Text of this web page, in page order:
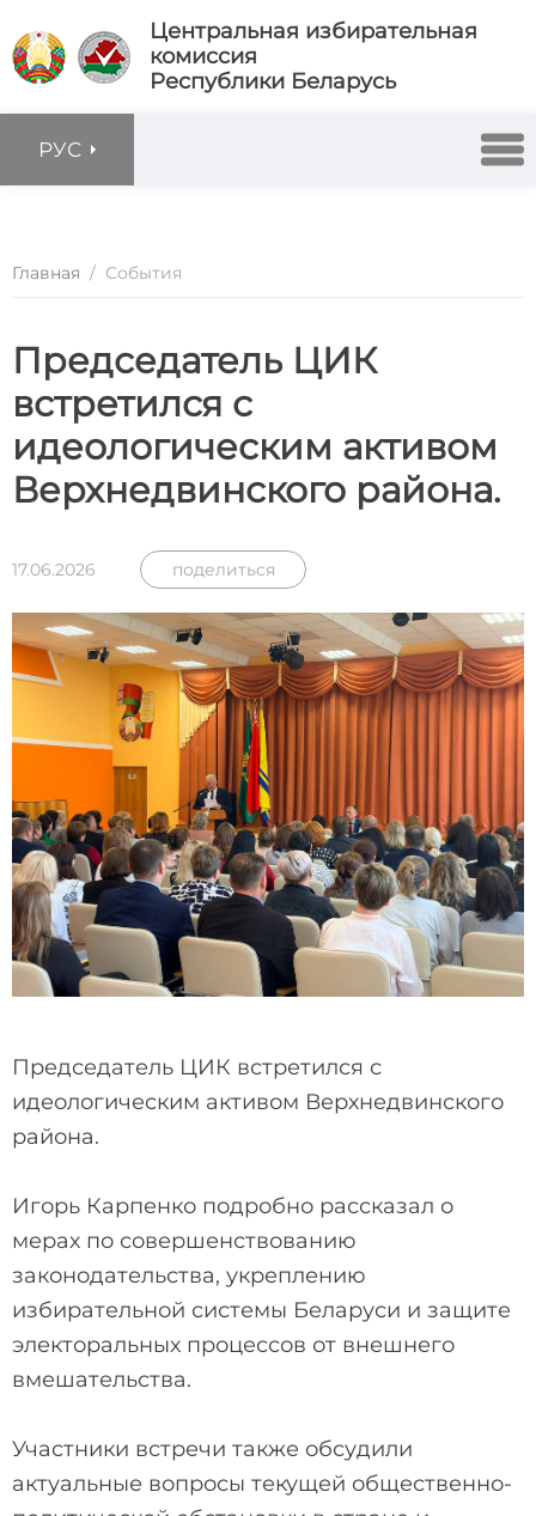
Центральная избирательная
комиссия
Республики Беларусь
РУС
Главная / События
Председатель ЦИК
встретился с
идеологическим активом
Верхнедвинского района.
17.06.2026 поделиться
Председатель ЦИК встретился с
идеологическим активом Верхнедвинского
района.
Игорь Карпенко подробно рассказал о
мерах по совершенствованию
законодательства, укреплению
избирательной системы Беларуси и защите
электоральных процессов от внешнего
вмешательства.
Участники встречи также обсудили
актуальные вопросы текущей общественно-